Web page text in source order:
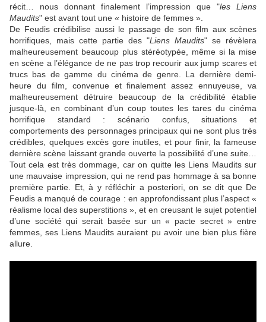
récit… nous donnant finalement l’impression que "les Liens
Maudits" est avant tout une « histoire de femmes ».
De Feudiscrédibilise aussi le passage de son film aux scènes
horrifiques, mais cette partie des "Liens Maudits" se révèlera
malheureusement beaucoup plus stéréotypée, même si la mise
en scène a l’élégance de ne pas trop recourir aux jump scares et
trucs bas de gamme du cinéma de genre. La dernière demi-
heure du film, convenue et finalement assez ennuyeuse, va
malheureusement détruire beaucoup de la crédibilité établie
jusque-là, en combinant d’un coup toutes les tares du cinéma
horrifique standard : scénario confus, situations et
comportements des personnages principaux qui ne sont plus très
crédibles, quelques excès gore inutiles, et pour finir, la fameuse
dernière scène laissant grande ouverte la possibilité d’une suite…
Tout cela est très dommage, car on quitte les Liens Maudits sur
une mauvaise impression, qui ne rend pas hommage à sa bonne
première partie. Et, à y réfléchir a posteriori, on se dit que De
Feudis a manqué de courage : en approfondissant plus l’aspect «
réalisme local des superstitions », et en creusant le sujet potentiel
d’une société qui serait basée sur un « pacte secret » entre
femmes, ses Liens Maudits auraient pu avoir une bien plus fière
allure.